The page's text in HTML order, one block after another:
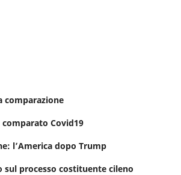
comparazione
Covid19
l’America dopo Trump
sul processo costituente cileno